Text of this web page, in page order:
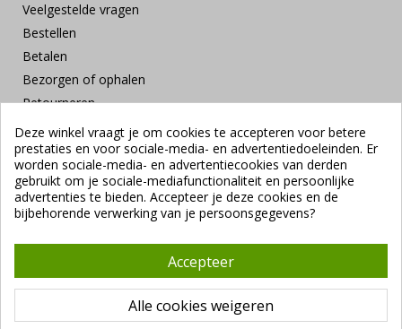
Veelgestelde vragen
Bestellen
Betalen
Bezorgen of ophalen
Retourneren
Klachten en suggesties
Contact
Veilig betalen
Vendrig Packaging B.V.1941 - 2026 |
Deze winkel vraagt je om cookies te accepteren voor betere
prestaties en voor sociale-media- en advertentiedoeleinden. Er
worden sociale-media- en advertentiecookies van derden
gebruikt om je sociale-mediafunctionaliteit en persoonlijke
advertenties te bieden. Accepteer je deze cookies en de
bijbehorende verwerking van je persoonsgegevens?
Accepteer
Alle cookies weigeren